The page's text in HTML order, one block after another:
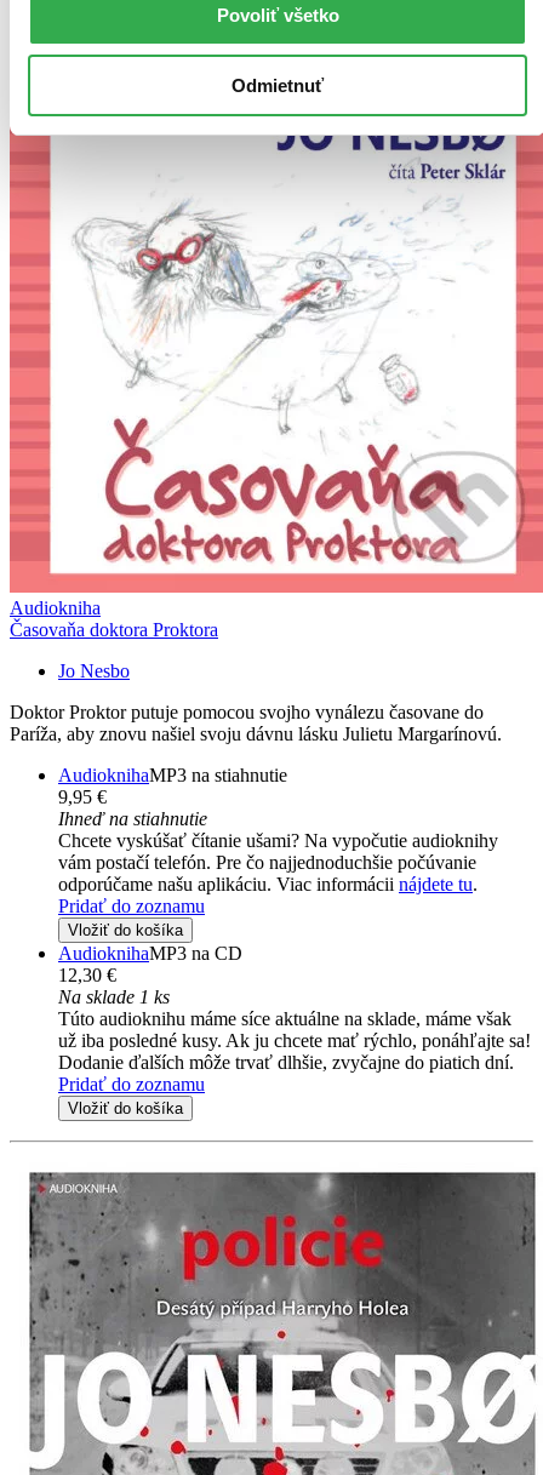
Povoliť všetko
Odmietnuť
Audiokniha
Časovaňa doktora Proktora
Jo Nesbo
Doktor Proktor putuje pomocou svojho vynálezu časovane do
Paríža, aby znovu našiel svoju dávnu lásku Julietu Margarínovú.
AudioknihaMP3 na stiahnutie
9,95 €
Ihneď na stiahnutie
Chcete vyskúšať čítanie ušami? Na vypočutie audioknihy
vám postačí telefón. Pre čo najjednoduchšie počúvanie
odporúčame našu aplikáciu. Viac informácii nájdete tu.
Pridať do zoznamu
Vložiť do košíka
AudioknihaMP3 na CD
12,30 €
Na sklade 1 ks
Túto audioknihu máme síce aktuálne na sklade, máme však
už iba posledné kusy. Ak ju chcete mať rýchlo, ponáhľajte sa!
Dodanie ďalších môže trvať dlhšie, zvyčajne do piatich dní.
Pridať do zoznamu
Vložiť do košíka